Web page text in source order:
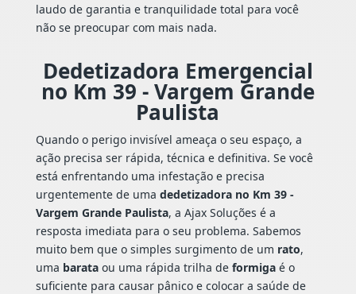
laudo de garantia e tranquilidade total para você
não se preocupar com mais nada.
Dedetizadora Emergencial
no Km 39 - Vargem Grande
Paulista
Quando o perigo invisível ameaça o seu espaço, a
ação precisa ser rápida, técnica e definitiva. Se você
está enfrentando uma infestação e precisa
urgentemente de uma dedetizadora no Km 39 -
Vargem Grande Paulista, a Ajax Soluções é a
resposta imediata para o seu problema. Sabemos
muito bem que o simples surgimento de um rato,
uma barataou uma rápida trilha de formigaé o
suficiente para causar pânico e colocar a saúde de